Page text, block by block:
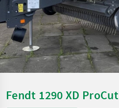
Fendt 1290 XD ProCut